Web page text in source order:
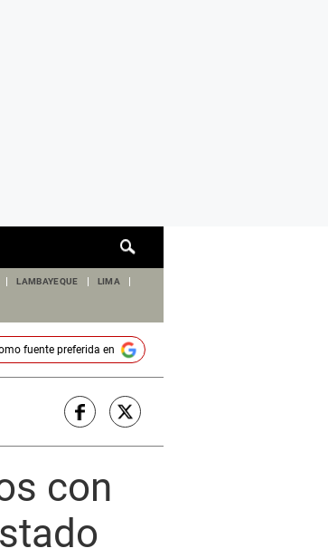
de
LAMBAYEQUE LIMA
fuente preferida en
con